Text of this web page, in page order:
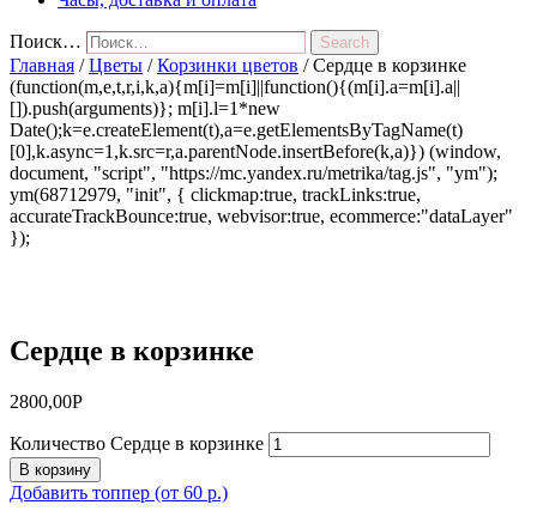
Поиск… Search
Главная /Цветы /Корзинки цветов / Сердце в корзинке
(function(m,e,t,r,i,k,a){m[i]=m[i]||function(){(m[i].a=m[i].a||
[]).push(arguments)}; m[i].l=1*new
Date();k=e.createElement(t),a=e.getElementsByTagName(t)
[0],k.async=1,k.src=r,a.parentNode.insertBefore(k,a)}) (window,
document, "script", "https://mc.yandex.ru/metrika/tag.js", "ym");
ym(68712979, "init", { clickmap:true, trackLinks:true,
accurateTrackBounce:true, webvisor:true, ecommerce:"dataLayer"
});
Сердце в корзинке
2800,00Р
Количество Сердце в корзинке
В корзину
Добавить топпер (от 60 р.)